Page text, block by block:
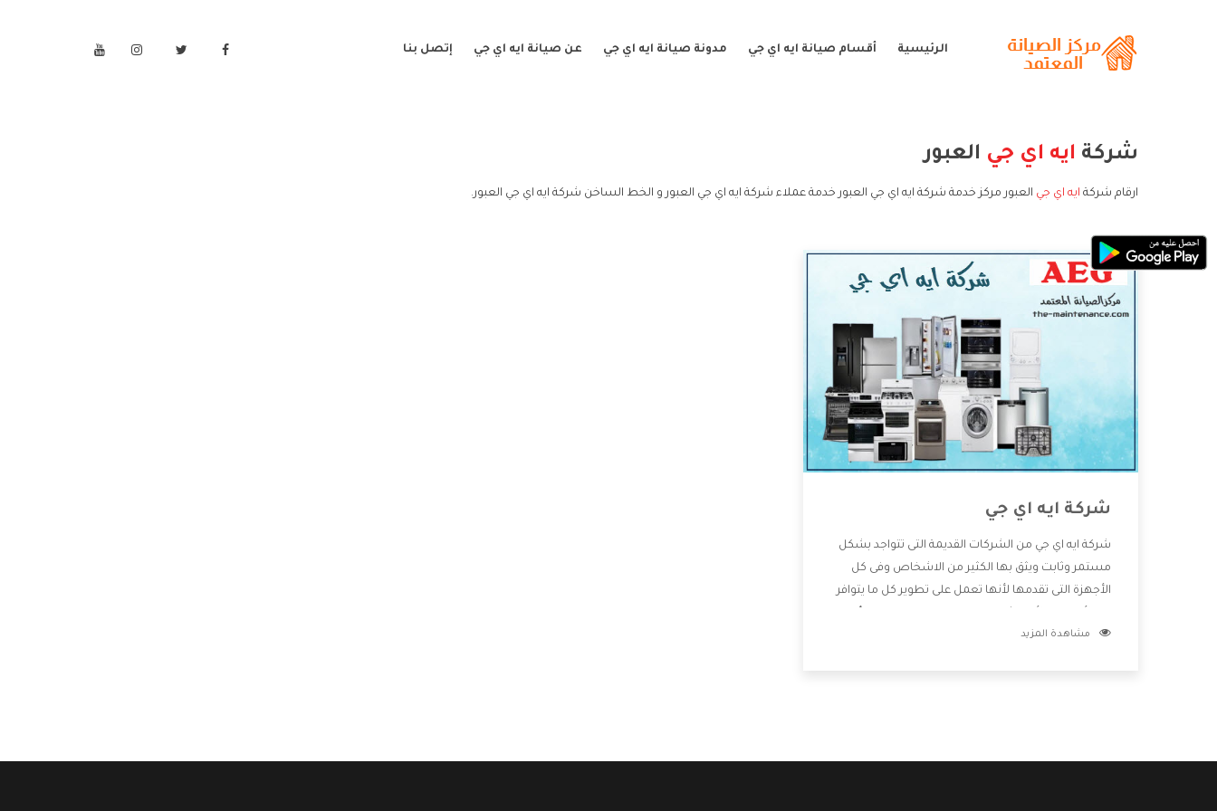
الرئيسية أقسام صيانة ايه اي جي مدونة صيانة ايه اي جي عن صيانة ايه اي جي إتصل بنا
شركة ايه اي جي العبور
ارقام شركة ايه اي جي العبور مركز خدمة شركة ايه اي جي العبور خدمة عملاء شركة ايه اي جي العبور و الخط الساخن شركة ايه اي جي العبور.
شركة ايه اي جي
شركة ايه اي جي من الشركات القديمة التى تتواجد بشكل
مستمر وثابت ويثق بها الكثير من الاشخاص وفى كل
الأجهزة التى تقدمها لأنها تعمل على تطوير كل ما يتوافر
خدمات ما بعد البيع مع المنتجات وتقدم للعملاء أقوى
مشاهدة المزيد